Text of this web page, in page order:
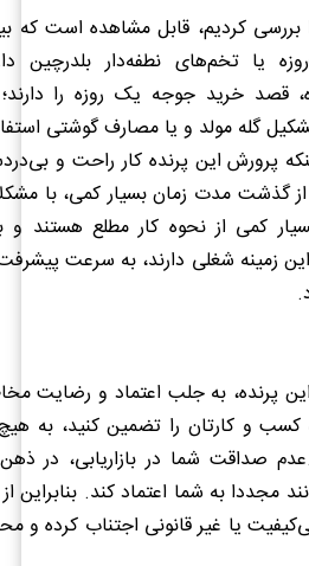
کردیم، قابل مشاهده است که
یا تخم‌های نطفه‌دار بلدرچین
قصد خرید جوجه یک روزه را
گله مولد و یا مصارف گوشتی
پرورش این پرنده کار راحت و
گذشت مدت زمان بسیار کمی، با
کمی از نحوه کار مطلع هستند
زمینه شغلی دارند، به سرعت
پرنده، به جلب اعتماد و رضایت
کسب ‌و کارتان را تضمین کنید، به‌
صداقت شما در بازاریابی، در
مجددا به شما اعتماد کند. بنابراین
یا غیر قانونی اجتناب کرده و